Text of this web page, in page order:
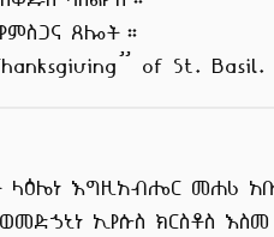
of St. Basil.
ላዕሌነ እግዚአብሔር መሐሪ
ኢየሱስ ክርስቶስ እስመ